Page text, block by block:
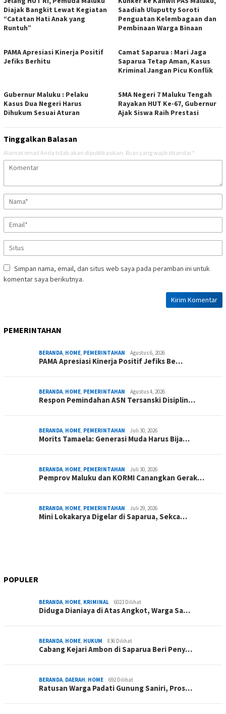
Diajak Bangkit Lewat Kegiatan
“Catatan Hati Anak yang
Runtuh”
Saadiah Uluputty Soroti
Penguatan Kelembagaan dan
Pembinaan Warga Binaan
PAMA Apresiasi Kinerja Positif
Jefiks Berhitu
Camat Saparua : Mari Jaga
Saparua Tetap Aman, Kasus
Kriminal Jangan Picu Konflik
Gubernur Maluku : Pelaku
Kasus Dua Negeri Harus
Dihukum Sesuai Aturan
SMA Negeri 7 Maluku Tengah
Rayakan HUT Ke-67, Gubernur
Ajak Siswa Raih Prestasi
Tinggalkan Balasan
Alamat email Anda tidak akan dipublikasikan. Ruas yang wajib ditandai *
Simpan nama, email, dan situs web saya pada peramban ini untuk
komentar saya berikutnya.
PEMERINTAHAN
BERANDA HOME PEMERINTAHAN Agustus 6, 2026
PAMA Apresiasi Kinerja Positif Jefiks Be…
BERANDA HOME PEMERINTAHAN Agustus 4, 2026
Respon Pemindahan ASN Tersanski Disiplin…
BERANDA HOME PEMERINTAHAN Juli 30, 2026
Morits Tamaela: Generasi Muda Harus Bija…
BERANDA HOME PEMERINTAHAN Juli 30, 2026
Pemprov Maluku dan KORMI Canangkan Gerak…
BERANDA HOME PEMERINTAHAN Juli 29, 2026
Mini Lokakarya Digelar di Saparua, Sekca…
POPULER
BERANDA HOME KRIMINAL 6023 Dilihat
Diduga Dianiaya di Atas Angkot, Warga Sa…
BERANDA HOME HUKUM 836 Dilihat
Cabang Kejari Ambon di Saparua Beri Peny…
BERANDA DAERAH HOME 692 Dilihat
Ratusan Warga Padati Gunung Saniri, Pros…